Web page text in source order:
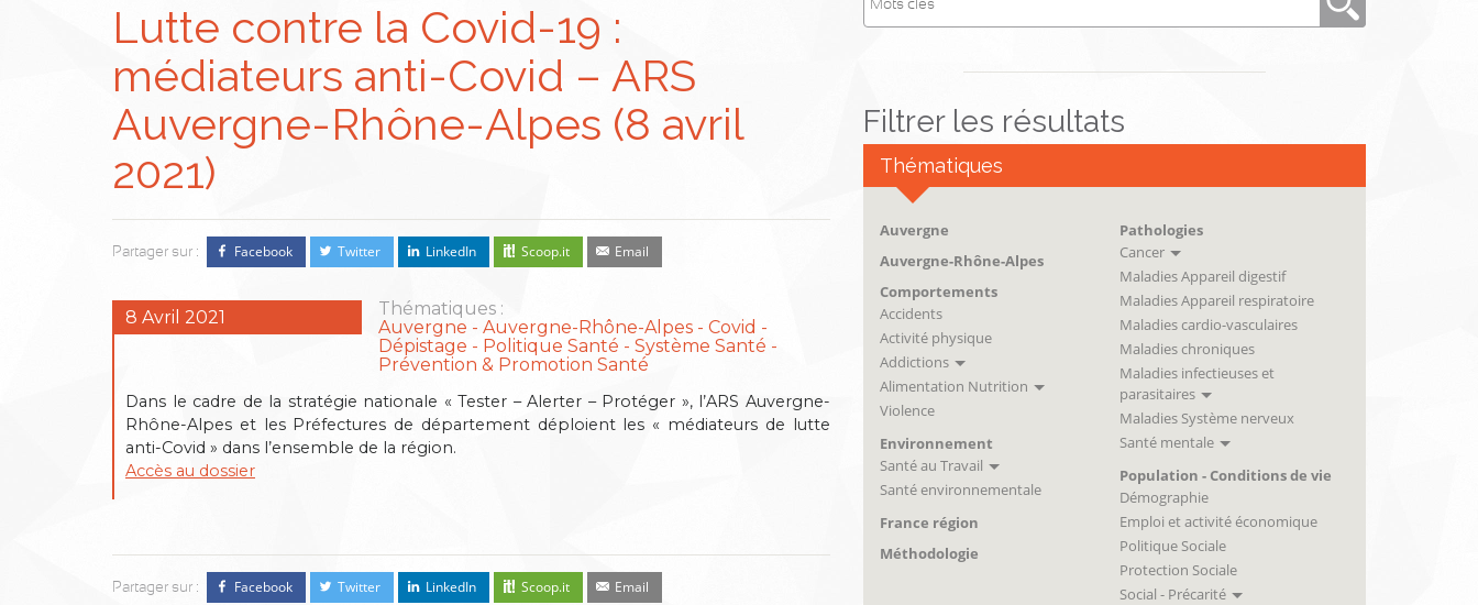
Filtrer les résultats
Thématiques
Auvergne
Auvergne-Rhône-Alpes
Comportements
Accidents
Activité physique
Addictions
Alimentation Nutrition
Violence
Environnement
Santé au Travail
Santé environnementale
France région
Méthodologie
Pathologies
Cancer
Maladies Appareil digestif
Maladies Appareil respiratoire
Maladies cardio-vasculaires
Maladies chroniques
Maladies infectieuses et
parasitaires
Maladies Système nerveux
Santé mentale
Population - Conditions de vie
Démographie
Emploi et activité économique
Politique Sociale
Protection Sociale
Social - Précarité
Lutte contre la Covid-19 :
médiateurs anti-Covid – ARS
Auvergne-Rhône-Alpes (8 avril
2021)
Partager sur : Facebook Twitter LinkedIn Scoop.it Email
8 Avril 2021
Thématiques :
Auvergne
Auvergne-Rhône-Alpes
Covid
Dépistage
Politique Santé - Système Santé
Prévention & Promotion Santé
Dans le cadre de la stratégie nationale « Tester – Alerter – Protéger », l’ARS Auvergne-
Rhône-Alpes et les Préfectures de département déploient les « médiateurs de lutte
anti-Covid » dans l’ensemble de la région.
Accès au dossier
Partager sur : Facebook Twitter LinkedIn Scoop.it Email